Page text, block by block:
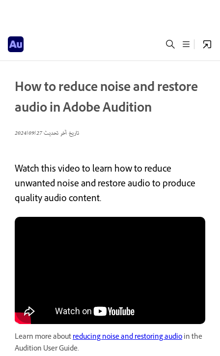
How to reduce noise and restore
audio in Adobe Audition
تاريخ آخر تحديث27‏/09‏/2024
Watch this video to learn how to reduce
unwanted noise and restore audio to produce
quality audio content.
Learn more aboutreducing noise and restoring audioin the
Audition User Guide.